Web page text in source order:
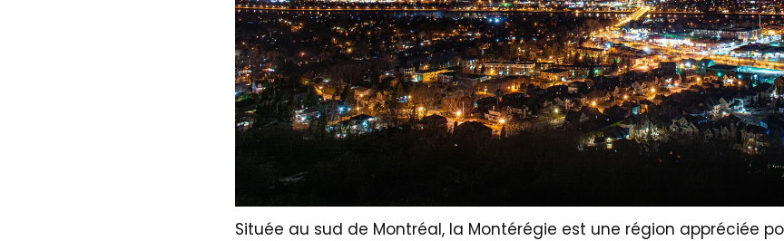
Située au sud de Montréal, la Montérégie est une région appréciée